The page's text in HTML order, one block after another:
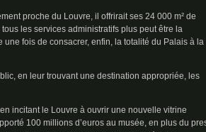
proche du Louvre, il offrirait ses 24 000 m² de
les services administratifs plus peut être la
fois de consacrer, enfin, la totalité du Palais à la
en leur trouvant une destination appropriée, les
incitant le Louvre à ouvrir une nouvelle vitrine
100 millions d’euros au musée, en plus du